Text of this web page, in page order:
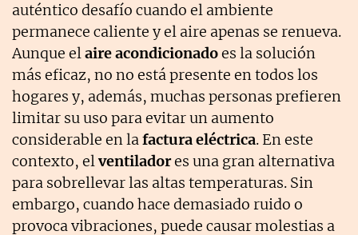
auténtico desafío cuando el ambiente
permanece caliente y el aire apenas se renueva.
Aunque elaire acondicionadoes la solución
más eficaz, no no está presente en todos los
hogares y, además, muchas personas prefieren
limitar su uso para evitar un aumento
considerable en lafactura eléctrica. En este
contexto, elventiladores una gran alternativa
para sobrellevar las altas temperaturas. Sin
embargo, cuando hace demasiado ruido o
provoca vibraciones, puede causar molestias a